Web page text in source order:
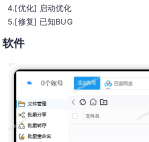
4.[优化] 启动优化
5.[修复] 已知BUG
软件